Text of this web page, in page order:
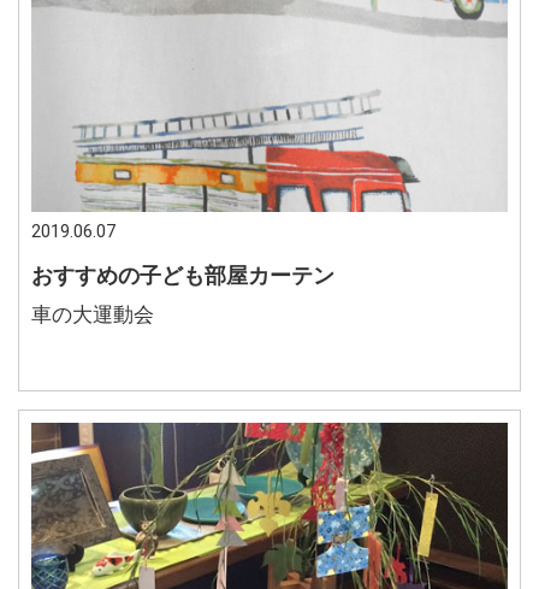
2019.06.07
おすすめの子ども部屋カーテン
車の大運動会